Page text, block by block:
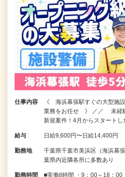
仕事内容
《 海浜幕張駅すぐの大型施
業務をお任せ 》 ／／ 未経
新規案件！4月からスタート
給与 日給9,600円〜日給14,400円
勤務地
千葉県千葉市美浜区（海浜幕
葉県内近隣各所に多数あり
勤務時間
■実働8時間 ・9：00～18：